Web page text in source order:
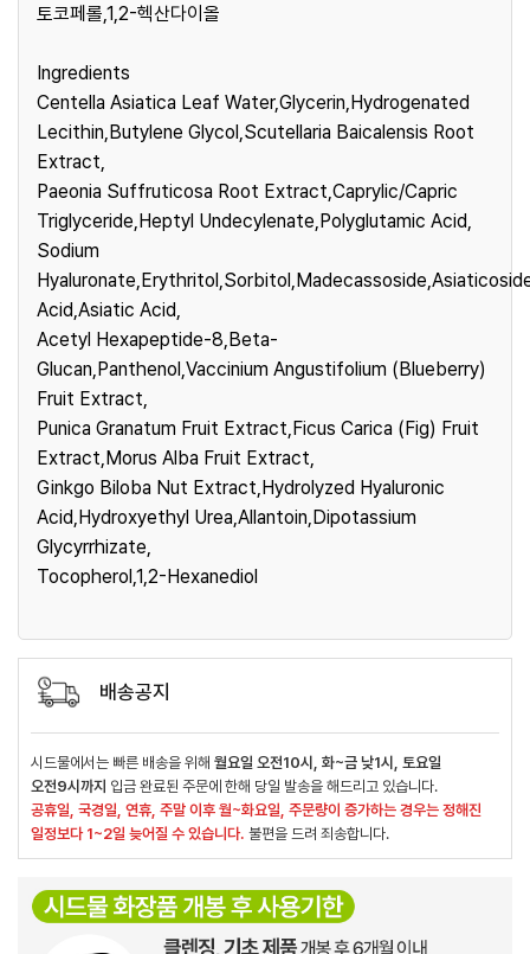
토코페롤,1,2-헥산다이올
Ingredients
Centella Asiatica Leaf Water,Glycerin,Hydrogenated
Lecithin,Butylene Glycol,Scutellaria Baicalensis Root
Extract,
Paeonia Suffruticosa Root Extract,Caprylic/Capric
Triglyceride,Heptyl Undecylenate,Polyglutamic Acid,
Sodium
Acid,Asiatic Acid,
Acetyl Hexapeptide-8,Beta-
Glucan,Panthenol,Vaccinium Angustifolium (Blueberry)
Fruit Extract,
Punica Granatum Fruit Extract,Ficus Carica (Fig) Fruit
Extract,Morus Alba Fruit Extract,
Ginkgo Biloba Nut Extract,Hydrolyzed Hyaluronic
Acid,Hydroxyethyl Urea,Allantoin,Dipotassium
Glycyrrhizate,
Tocopherol,1,2-Hexanediol
배송공지
시드물에서는 빠른 배송을 위해 월요일 오전10시, 화~금 낮1시, 토요일
오전9시까지 입금 완료된 주문에 한해 당일 발송을 해드리고 있습니다.
공휴일, 국경일, 연휴, 주말 이후 월~화요일, 주문량이 증가하는 경우는 정해진
일정보다 1~2일 늦어질 수 있습니다. 불편을 드려 죄송합니다.